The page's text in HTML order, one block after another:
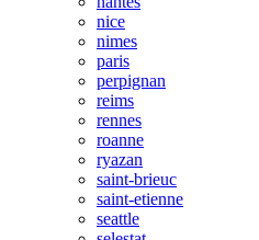
nice
nimes
paris
perpignan
reims
rennes
roanne
ryazan
saint-brieuc
saint-etienne
seattle